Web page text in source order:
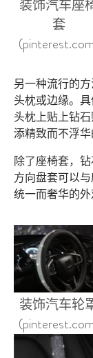
装饰汽车座
套
另一种流行的
头枕或边缘。
头枕上贴上钻
添精致而不浮华
除了座椅套，
方向盘套可以
统一而奢华的外
装饰汽车轮